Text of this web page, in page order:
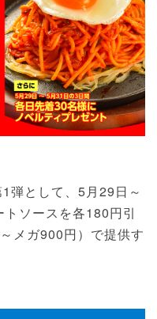
弾として、5月29日～
ソースを各180円引
メガ900円）で提供す